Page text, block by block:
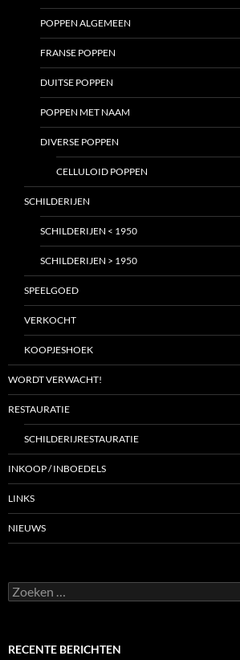
POPPEN ALGEMEEN
FRANSE POPPEN
DUITSE POPPEN
POPPEN MET NAAM
DIVERSE POPPEN
CELLULOID POPPEN
SCHILDERIJEN
SCHILDERIJEN < 1950
SCHILDERIJEN > 1950
SPEELGOED
VERKOCHT
KOOPJESHOEK
WORDT VERWACHT!
RESTAURATIE
SCHILDERIJRESTAURATIE
INKOOP / INBOEDELS
LINKS
NIEUWS
Zoeken
naar:
RECENTE BERICHTEN